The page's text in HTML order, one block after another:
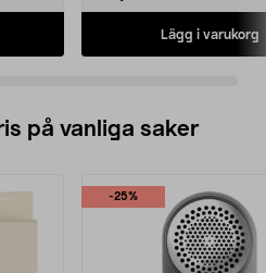
Lägg i varukorg
på vanliga saker
-25%